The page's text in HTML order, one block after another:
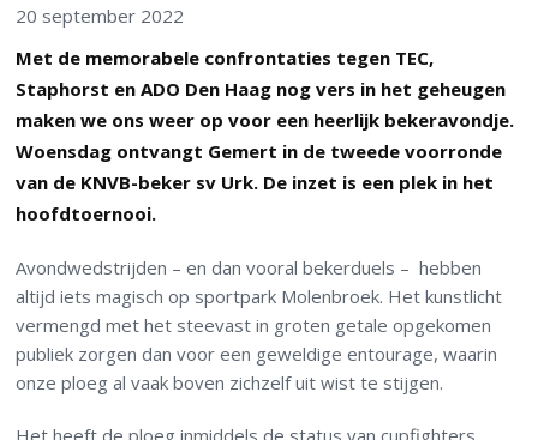
20 september 2022
Met de memorabele confrontaties tegen TEC,
Staphorst en ADO Den Haag nog vers in het geheugen
maken we ons weer op voor een heerlijk bekeravondje.
Woensdag ontvangt Gemert in de tweede voorronde
van de KNVB-beker sv Urk. De inzet is een plek in het
hoofdtoernooi.
Avondwedstrijden – en dan vooral bekerduels – hebben
altijd iets magisch op sportpark Molenbroek. Het kunstlicht
vermengd met het steevast in groten getale opgekomen
publiek zorgen dan voor een geweldige entourage, waarin
onze ploeg al vaak boven zichzelf uit wist te stijgen.